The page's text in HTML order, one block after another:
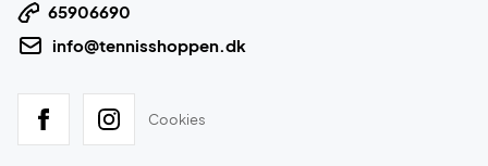
65906690
info@tennisshoppen.dk
Cookies